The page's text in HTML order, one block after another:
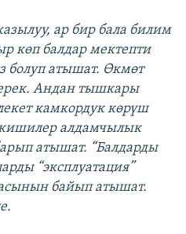
ар бир бала билим
көп балдар мектепти
болуп атышат. Өкмөт
Андан тышкары
камкордук көрүш
алдамчылык
атышат. “Балдарды
“эксплуатация”
байып атышат.